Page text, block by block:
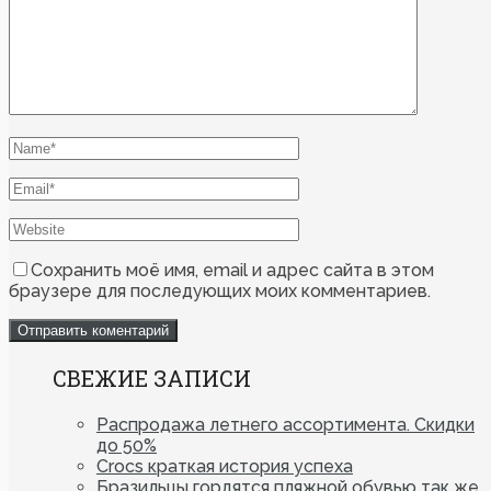
Сохранить моё имя, email и адрес сайта в этом
браузере для последующих моих комментариев.
СВЕЖИЕ ЗАПИСИ
Распродажа летнего ассортимента. Скидки
до 50%
Crocs краткая история успеха